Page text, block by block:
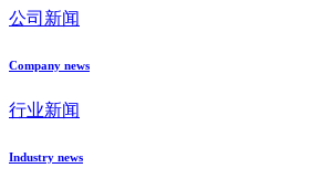
公司新闻
Company news
行业新闻
Industry news